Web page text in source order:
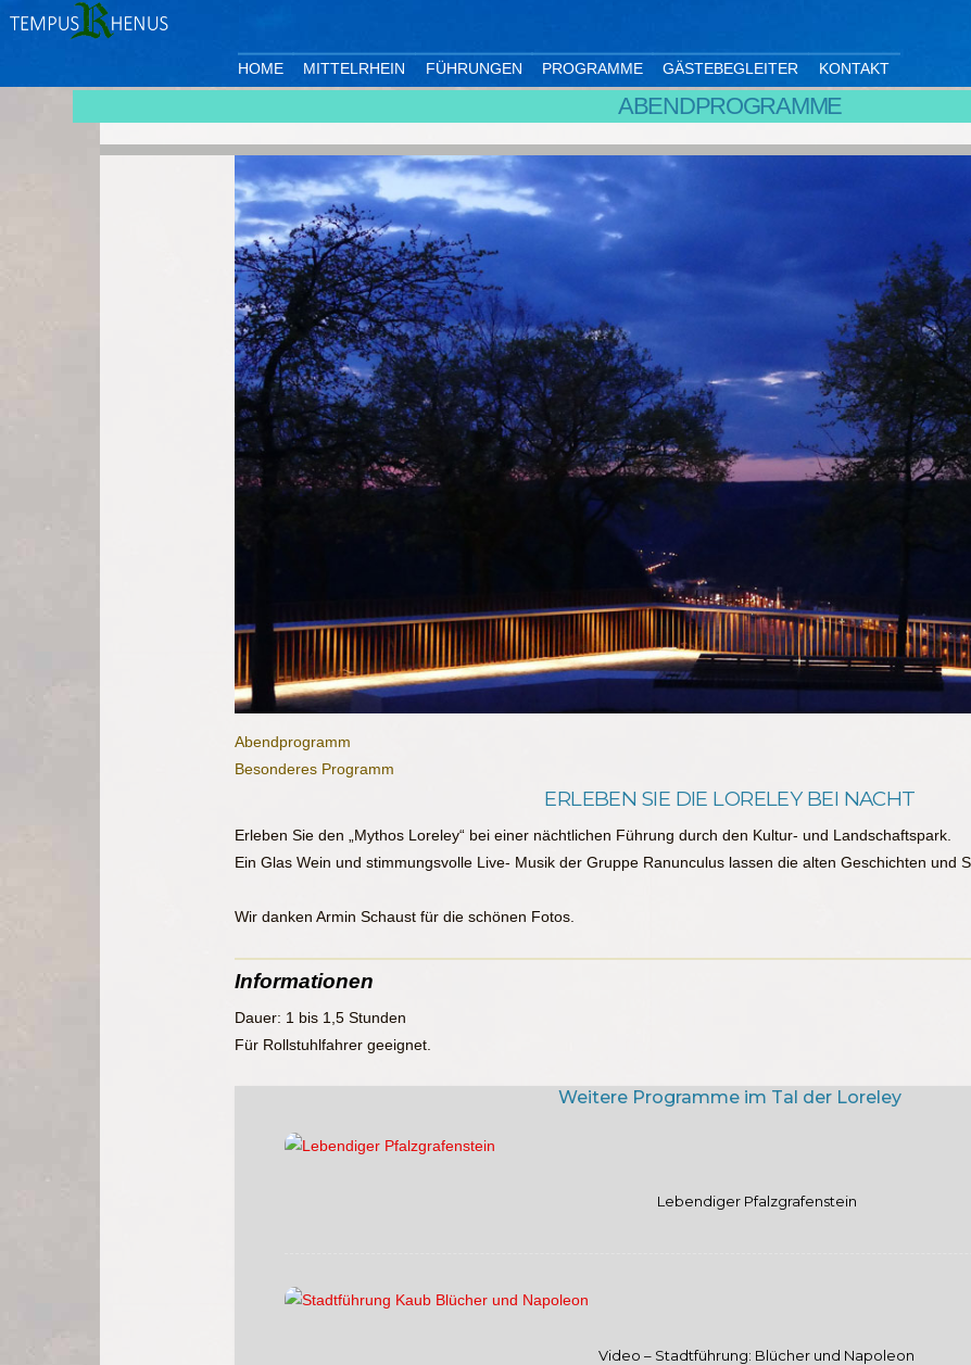
HOME MITTELRHEIN FÜHRUNGEN PROGRAMME GÄSTEBEGLEITER KONTAKT
ABENDPROGRAMME
Abendprogramm
Besonderes Programm
ERLEBEN SIE DIE LORELEY BEI NACHT
Erleben Sie den „Mythos Loreley“ bei einer nächtlichen Führung durch den Kultur- und Landschaftspark.
Ein Glas Wein und stimmungsvolle Live- Musik der Gruppe Ranunculus lassen die alten Geschichten und
Wir danken Armin Schaust für die schönen Fotos.
Informationen
Dauer: 1 bis 1,5 Stunden
Für Rollstuhlfahrer geeignet.
Weitere Programme im Tal der Loreley
Lebendiger Pfalzgrafenstein
Video – Stadtführung: Blücher und Napoleon